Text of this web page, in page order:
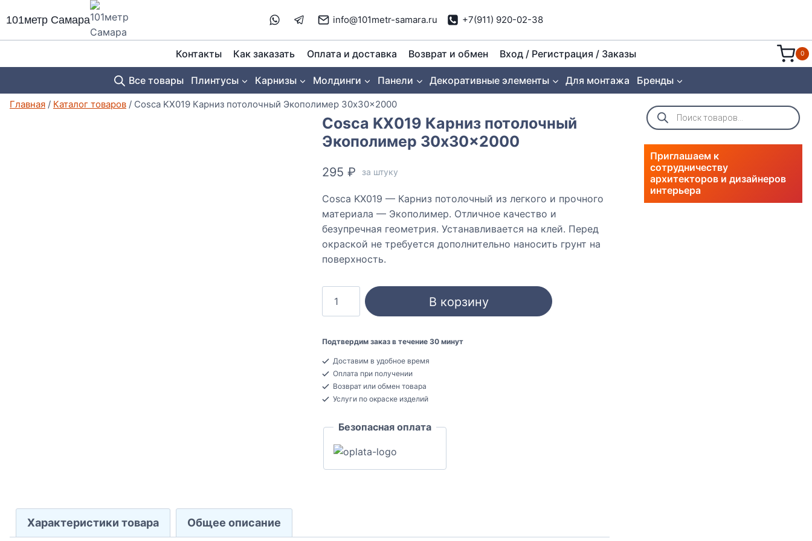
содержимому
101метр Самара info@101metr-samara.ru +7(911) 920-02-38
Контакты Как заказать Оплата и доставка Возврат и обмен Вход / Регистрация / Заказы 0
Все товары Плинтусы Карнизы Молдинги Панели Декоративные элементы Для монтажа Бренды
Главная / Каталог товаров / Cosca KX019 Карниз потолочный Экополимер 30x30x2000
Cosca KX019 Карниз потолочный
Экополимер 30x30x2000
295 ₽ за штуку
Cosca KX019 — Карниз потолочный из легкого и прочного
материала — Экополимер. Отличное качество и
безупречная геометрия. Устанавливается на клей. Перед
окраской не требуется дополнительно наносить грунт на
поверхность.
Количество
товара
KX019
потолочный
Экополимер
30x30x2000
В корзину
Подтвердим заказ в течение 30 минут
Доставим в удобное время
Оплата при получении
Возврат или обмен товара
Услуги по окраске изделий
Безопасная оплата
Характеристики товара Общее описание
Поиск
товаров
Приглашаем к
сотрудничеству
архитекторов и дизайнеров
интерьера